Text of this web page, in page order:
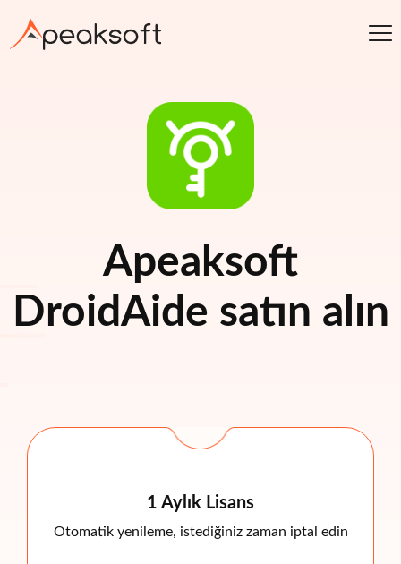
Apeaksoft
DroidAide satın alın
1 Aylık Lisans
Otomatik yenileme, istediğiniz zaman iptal edin